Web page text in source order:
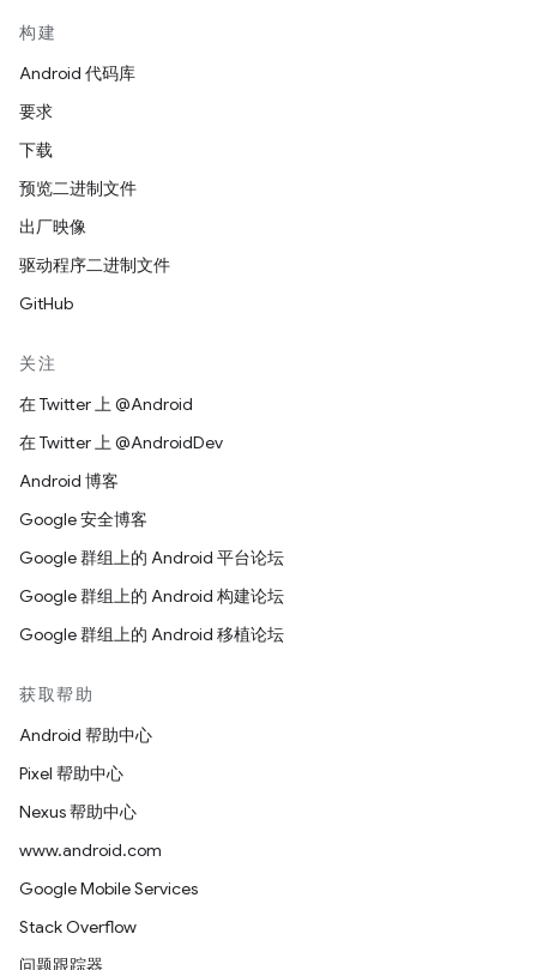
构建
Android 代码库
要求
下载
预览二进制文件
出厂映像
驱动程序二进制文件
GitHub
关注
在 Twitter 上 @Android
在 Twitter 上 @AndroidDev
Android 博客
Google 安全博客
Google 群组上的 Android 平台论坛
Google 群组上的 Android 构建论坛
Google 群组上的 Android 移植论坛
获取帮助
Android 帮助中心
Pixel 帮助中心
Nexus 帮助中心
www.android.com
Google Mobile Services
Stack Overflow
问题跟踪器